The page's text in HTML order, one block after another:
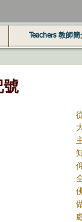
Teachers 教師簡